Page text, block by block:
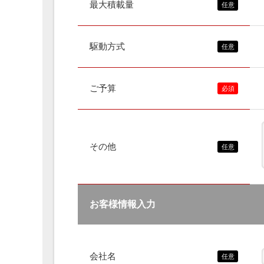
最大積載量
駆動方式
ご予算
その他
お客様情報入力
会社名